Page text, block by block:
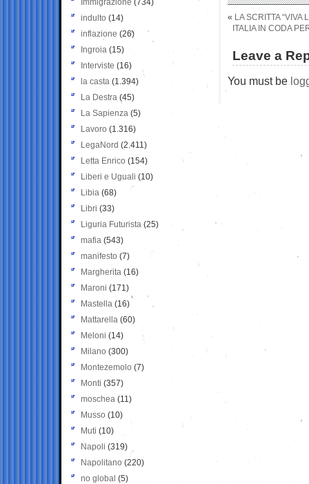
« LA SCRITTA “VIVA
ITALIA IN CODA
Leave a
You must be
Immigrazione (734)
indulto (14)
inflazione (26)
Ingroia (15)
Interviste (16)
la casta (1.394)
La Destra (45)
La Sapienza (5)
Lavoro (1.316)
LegaNord (2.411)
Letta Enrico (154)
Liberi e Uguali (10)
Libia (68)
Libri (33)
Liguria Futurista (25)
mafia (543)
manifesto (7)
Margherita (16)
Maroni (171)
Mastella (16)
Mattarella (60)
Meloni (14)
Milano (300)
Montezemolo (7)
Monti (357)
moschea (11)
Musso (10)
Muti (10)
Napoli (319)
Napolitano (220)
no global (5)